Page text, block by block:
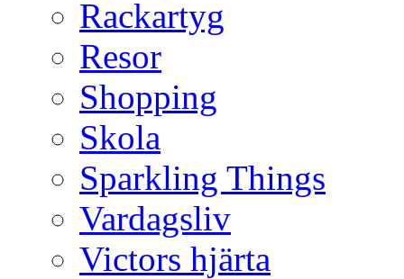
Rackartyg
Resor
Shopping
Skola
Sparkling Things
Vardagsliv
Victors hjärta